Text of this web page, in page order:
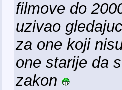
filmove do
uzivao
za one koji
one starije da
zakon